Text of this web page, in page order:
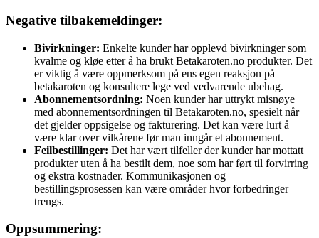
Negative tilbakemeldinger:
Bivirkninger: Enkelte kunder har opplevd bivirkninger som
kvalme og kløe etter å ha brukt Betakaroten.no produkter. Det
er viktig å være oppmerksom på ens egen reaksjon på
betakaroten og konsultere lege ved vedvarende ubehag.
Abonnementsordning: Noen kunder har uttrykt misnøye
med abonnementsordningen til Betakaroten.no, spesielt når
det gjelder oppsigelse og fakturering. Det kan være lurt å
være klar over vilkårene før man inngår et abonnement.
Feilbestillinger: Det har vært tilfeller der kunder har mottatt
produkter uten å ha bestilt dem, noe som har ført til forvirring
og ekstra kostnader. Kommunikasjonen og
bestillingsprosessen kan være områder hvor forbedringer
trengs.
Oppsummering: